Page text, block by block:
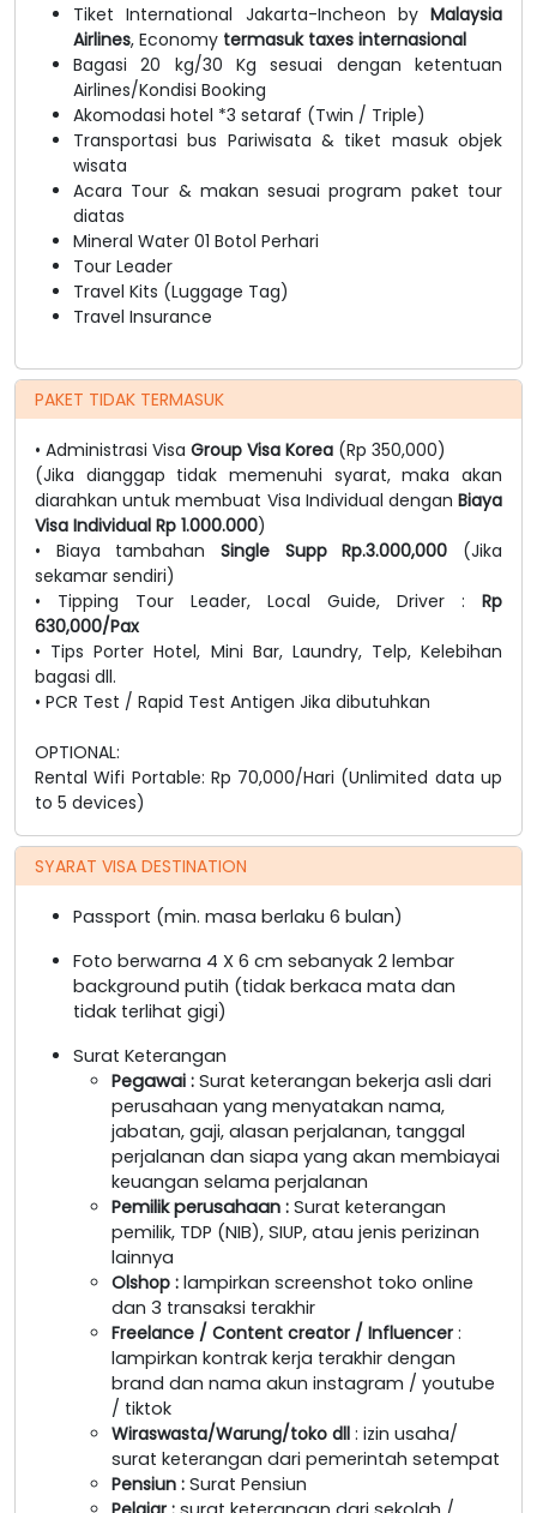
Tiket International Jakarta-Incheon by Malaysia
Airlines, Economy termasuk taxes internasional
Bagasi 20 kg/30 Kg sesuai dengan ketentuan
Airlines/Kondisi Booking
Akomodasi hotel *3 setaraf (Twin / Triple)
Transportasi bus Pariwisata & tiket masuk objek
wisata
Acara Tour & makan sesuai program paket tour
diatas
Mineral Water 01 Botol Perhari
Tour Leader
Travel Kits (Luggage Tag)
Travel Insurance
PAKET TIDAK TERMASUK
• Administrasi Visa Group Visa Korea (Rp 350,000)
(Jika dianggap tidak memenuhi syarat, maka akan
diarahkan untuk membuat Visa Individual dengan Biaya
Visa Individual Rp 1.000.000)
• Biaya tambahan Single Supp Rp.3.000,000 (Jika
sekamar sendiri)
• Tipping Tour Leader, Local Guide, Driver : Rp
630,000/Pax
• Tips Porter Hotel, Mini Bar, Laundry, Telp, Kelebihan
bagasi dll.
• PCR Test / Rapid Test Antigen Jika dibutuhkan
OPTIONAL:
Rental Wifi Portable: Rp 70,000/Hari (Unlimited data up
to 5 devices)
SYARAT VISA DESTINATION
Passport (min. masa berlaku 6 bulan)
Foto berwarna 4 X 6 cm sebanyak 2 lembar
background putih (tidak berkaca mata dan
tidak terlihat gigi)
Surat Keterangan
Pegawai : Surat keterangan bekerja asli dari
perusahaan yang menyatakan nama,
jabatan, gaji, alasan perjalanan, tanggal
perjalanan dan siapa yang akan membiayai
keuangan selama perjalanan
Pemilik perusahaan : Surat keterangan
pemilik, TDP (NIB), SIUP, atau jenis perizinan
lainnya
Olshop : lampirkan screenshot toko online
dan 3 transaksi terakhir
Freelance / Content creator / Influencer :
lampirkan kontrak kerja terakhir dengan
brand dan nama akun instagram / youtube
/ tiktok
Wiraswasta/Warung/toko dll : izin usaha/
surat keterangan dari pemerintah setempat
Pensiun : Surat Pensiun